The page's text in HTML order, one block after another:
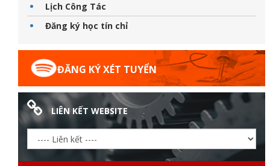
Lịch Công Tác
Đăng ký học tín chỉ
ĐĂNG KÝ XÉT TUYỂN
LIÊN KẾT WEBSITE